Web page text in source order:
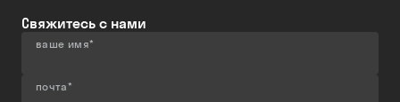
Свяжитесь с нами
ваше имя*
почта*